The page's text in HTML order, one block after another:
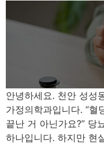
안녕하세요. 천안 성성
가정의학과입니다. “혈
끝난 거 아닌가요?” 당
하나입니다. 하지만 현